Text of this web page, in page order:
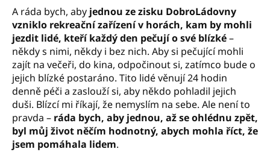
A ráda bych, aby jednou ze zisku DobroLádovny
vzniklo rekreační zařízení v horách, kam by mohli
jezdit lidé, kteří každý den pečují o své blízké–
někdy s nimi, někdy i bez nich. Aby si pečující mohli
zajít na večeři, do kina, odpočinout si, zatímco bude o
jejich blízké postaráno. Tito lidé věnují 24 hodin
denně péči a zaslouží si, aby někdo pohladil jejich
duši. Blízcí mi říkají, že nemyslím na sebe. Ale není to
pravda – ráda bych, aby jednou, až se ohlédnu zpět,
byl můj život něčím hodnotný, abych mohla říct, že
jsem pomáhala lidem.